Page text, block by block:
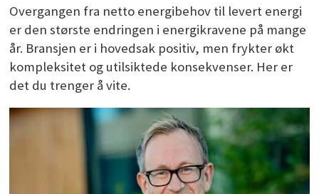
Overgangen fra netto energibehov til levert energi
er den største endringen i energikravene på mange
år. Bransjen er i hovedsak positiv, men frykter økt
kompleksitet og utilsiktede konsekvenser. Her er
det du trenger å vite.